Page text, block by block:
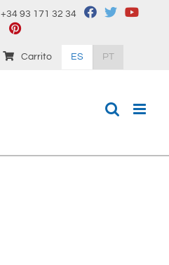
+34 93 171 32 34
Carrito ES PT